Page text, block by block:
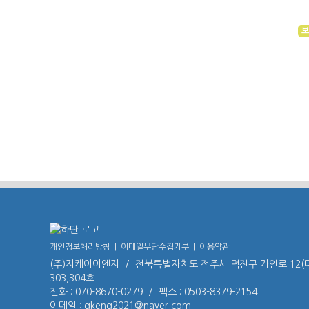
개인정보처리방침 이메일무단수집거부 이용약관
(주)지케이이엔지 / 전북특별자치도 전주시 덕진구 가인로 12(
303,304호
전화 : 070-8670-0279 / 팩스 : 0503-8379-2154
이메일 : gkeng2021@naver.com